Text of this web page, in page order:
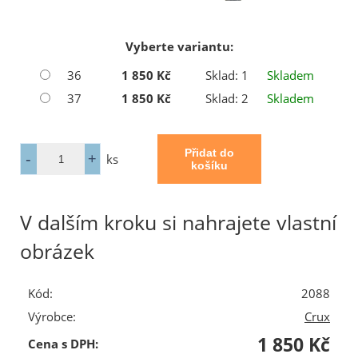
Vyberte variantu:
36
1 850 Kč Sklad: 1
Skladem
37
1 850 Kč Sklad: 2 Skladem
ks
V dalším kroku si nahrajete vlastní
obrázek
Kód:
2088
Výrobce:
Crux
Cena s DPH:
1 850 Kč